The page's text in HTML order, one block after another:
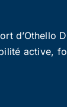
d’Othello
active,